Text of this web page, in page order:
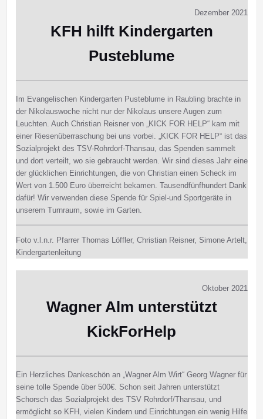
Dezember 2021
KFH hilft Kindergarten
Pusteblume
Im Evangelischen Kindergarten Pusteblume in Raubling brachte in
der Nikolauswoche nicht nur der Nikolaus unsere Augen zum
Leuchten. Auch Christian Reisner von „KICK FOR HELP“ kam mit
einer Riesenüberraschung bei uns vorbei. „KICK FOR HELP“ ist das
Sozialprojekt des TSV-Rohrdorf-Thansau, das Spenden sammelt
und dort verteilt, wo sie gebraucht werden. Wir sind dieses Jahr eine
der glücklichen Einrichtungen, die von Christian einen Scheck im
Wert von 1.500 Euro überreicht bekamen. Tausendfünfhundert Dank
dafür! Wir verwenden diese Spende für Spiel-und Sportgeräte in
unserem Turnraum, sowie im Garten.
Foto v.l.n.r. Pfarrer Thomas Löffler, Christian Reisner, Simone Artelt,
Kindergartenleitung
Oktober 2021
Wagner Alm unterstützt
KickForHelp
Ein Herzliches Dankeschön an „Wagner Alm Wirt“ Georg Wagner für
seine tolle Spende über 500€. Schon seit Jahren unterstützt
Schorsch das Sozialprojekt des TSV Rohrdorf/Thansau, und
ermöglicht so KFH, vielen Kindern und Einrichtungen ein wenig Hilfe